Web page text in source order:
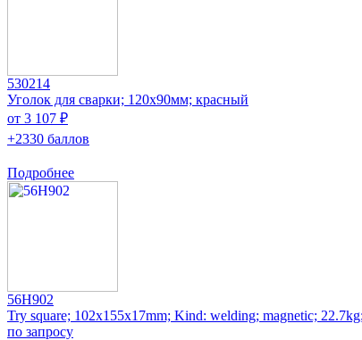
530214
Уголок для сварки; 120x90мм; красный
от 3 107 ₽
+2330 баллов
Подробнее
56H902
Try square; 102x155x17mm; Kind: welding; magnetic;
по запросу